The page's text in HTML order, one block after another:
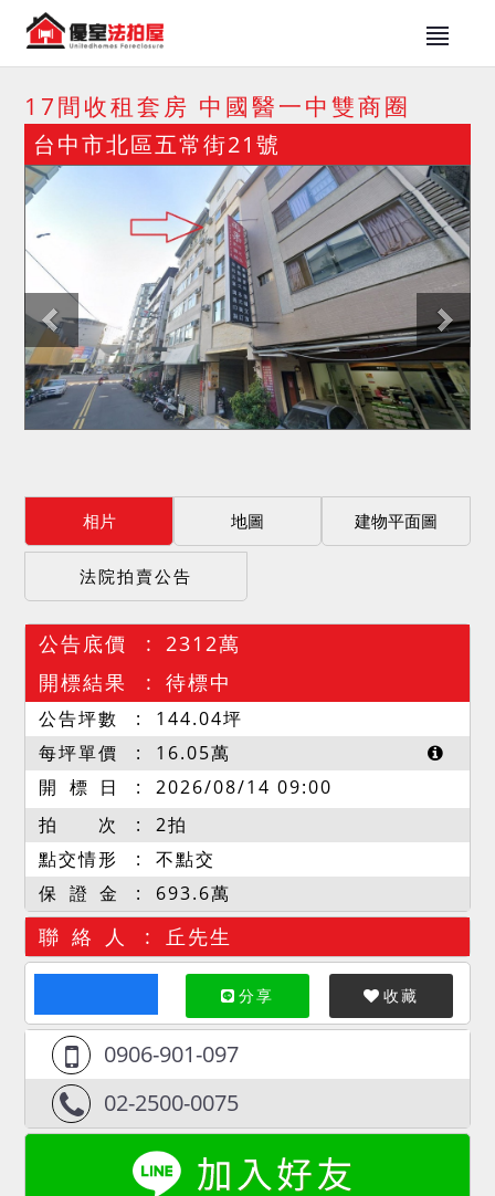
17間收租套房 中國醫一中雙商圈
台中市北區五常街21號
相片 地圖 建物平面圖
法院拍賣公告
公告底價
2312萬
開標結果
待標中
公告坪數 144.04坪
每坪單價
16.05萬
開 標 日
2026/08/14 09:00
拍 次
2拍
點交情形
不點交
保 證 金
693.6萬
聯 絡 人 丘先生
分享 收藏
0906-901-097
02-2500-0075